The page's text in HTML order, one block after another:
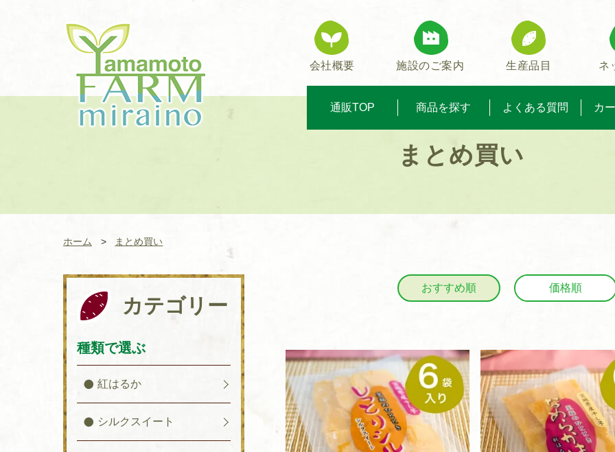
会社概要 施設のご案内 生産品目 ネ
通販TOP 商品を探す よくある質問 カ
まとめ買い
ホーム まとめ買い
おすすめ順 価格順
カテゴリー
種類で選ぶ
紅はるか
シルクスイート